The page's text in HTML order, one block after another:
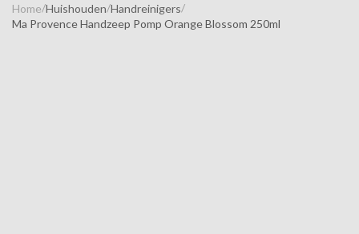
Home/Huishouden/Handreinigers/
Ma Provence Handzeep Pomp Orange Blossom 250ml